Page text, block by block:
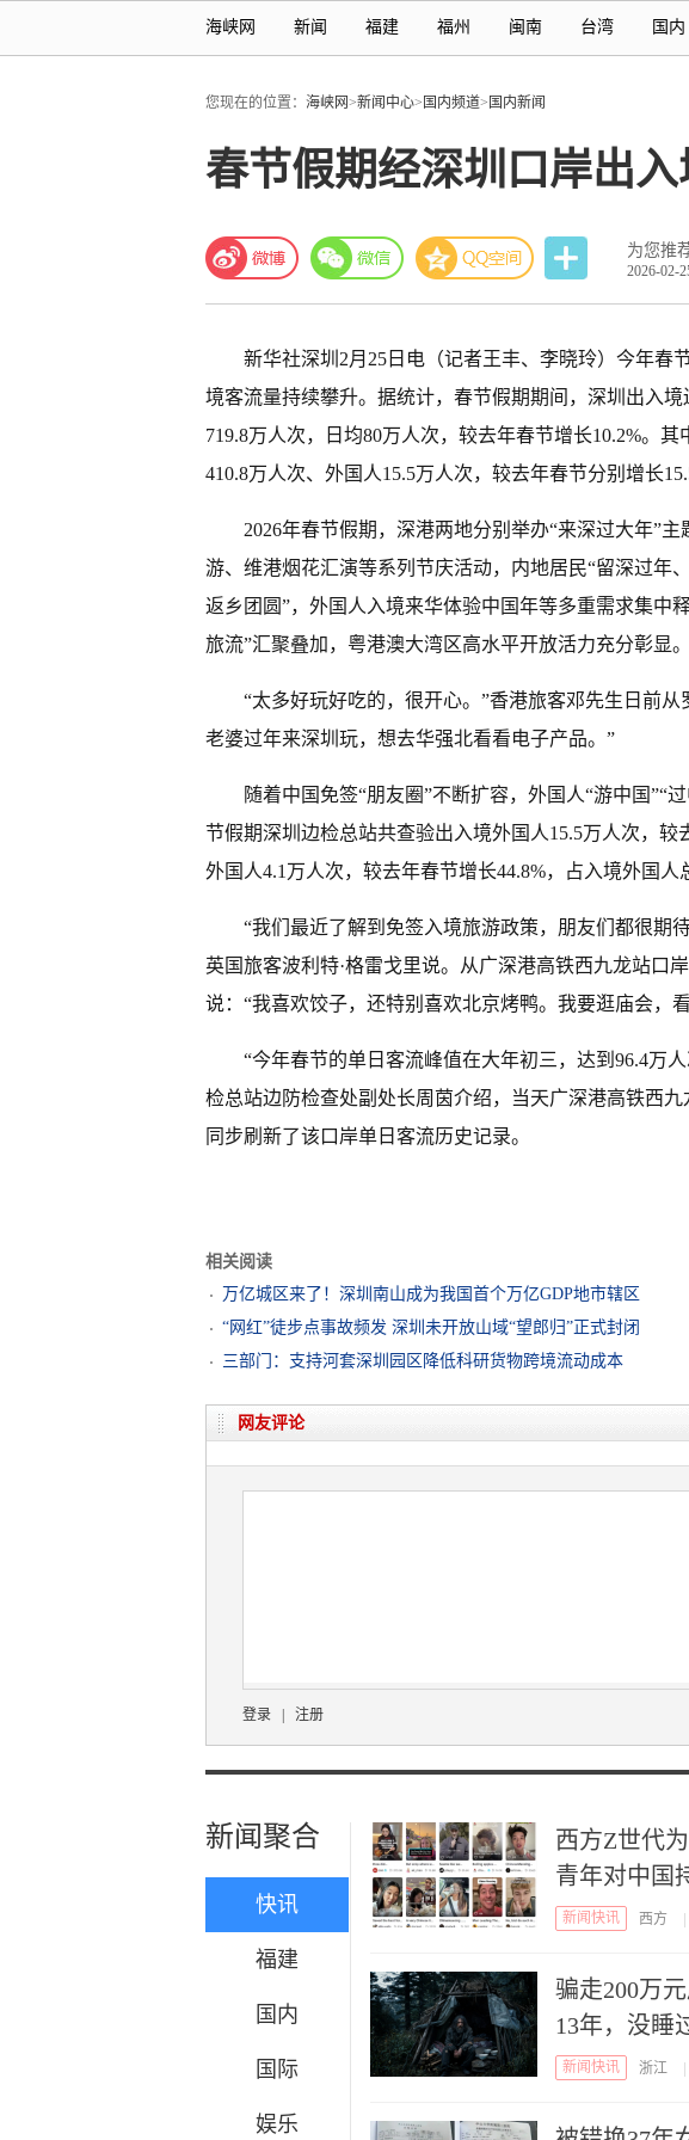
海峡网 新闻 福建 福州 闽南 台湾 国内
您现在的位置： 海峡网>新闻中心> 国内频道> 国内新闻
春节假期经深圳口岸出
为您推
2026-02-
新华社深圳2月25日电（记者王丰、李晓玲）今年春
境客流量持续攀升。据统计，春节假期期间，深圳出入
719.8万人次，日均80万人次，较去年春节增长10.2%。
410.8万人次、外国人15.5万人次，较去年春节分别增长
2026年春节假期，深港两地分别举办“来深过大年”
游、维港烟花汇演等系列节庆活动，内地居民“留深过年
返乡团圆”，外国人入境来华体验中国年等多重需求集中
旅流”汇聚叠加，粤港澳大湾区高水平开放活力充分彰显。
“太多好玩好吃的，很开心。”香港旅客邓先生日前
老婆过年来深圳玩，想去华强北看看电子产品。”
随着中国免签“朋友圈”不断扩容，外国人“游中国”“
节假期深圳边检总站共查验出入境外国人15.5万人次，较
外国人4.1万人次，较去年春节增长44.8%，占入境外国人
“我们最近了解到免签入境旅游政策，朋友们都很期
英国旅客波利特·格雷戈里说。从广深港高铁西九龙站口
说：“我喜欢饺子，还特别喜欢北京烤鸭。我要逛庙会，
“今年春节的单日客流峰值在大年初三，达到96.4万
检总站边防检查处副处长周茵介绍，当天广深港高铁西九
同步刷新了该口岸单日客流历史记录。
相关阅读
万亿城区来了！深圳南山成为我国首个万亿GDP地市辖区
“网红”徒步点事故频发 深圳未开放山域“望郎归”正式封闭
三部门：支持河套深圳园区降低科研货物跨境流动成本
网友评论
登录 注册
新闻聚合
快讯
福建
国内
国际
娱乐
西方Z世代
青年对中国
新闻快讯 西方
骗走200万
13年，没睡
新闻快讯 浙江